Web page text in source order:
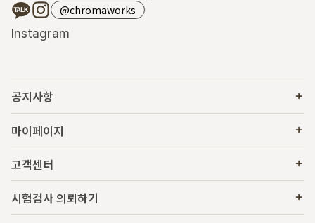
@chromaworks
Instagram
공지사항
마이페이지
고객센터
시험검사 의뢰하기